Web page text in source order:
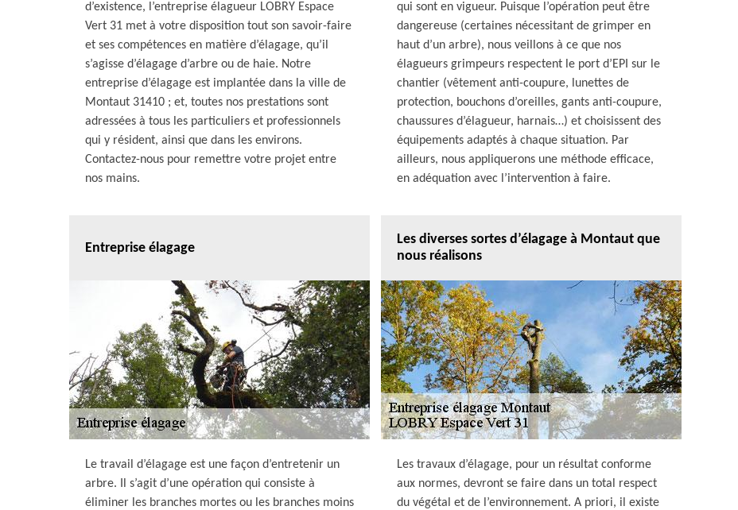
d’existence, l’entreprise élagueur LOBRY Espace
Vert 31 met à votre disposition tout son savoir-faire
et ses compétences en matière d’élagage, qu’il
s’agisse d’élagage d’arbre ou de haie. Notre
entreprise d’élagage est implantée dans la ville de
Montaut 31410 ; et, toutes nos prestations sont
adressées à tous les particuliers et professionnels
qui y résident, ainsi que dans les environs.
Contactez-nous pour remettre votre projet entre
nos mains.
qui sont en vigueur. Puisque l’opération peut être
dangereuse (certaines nécessitant de grimper en
haut d’un arbre), nous veillons à ce que nos
élagueurs grimpeurs respectent le port d’EPI sur le
chantier (vêtement anti-coupure, lunettes de
protection, bouchons d’oreilles, gants anti-coupure,
chaussures d’élagueur, harnais…) et choisissent des
équipements adaptés à chaque situation. Par
ailleurs, nous appliquerons une méthode efficace,
en adéquation avec l’intervention à faire.
Entreprise élagage
Le travail d’élagage est une façon d’entretenir un
arbre. Il s’agit d’une opération qui consiste à
éliminer les branches mortes ou les branches moins
Les diverses sortes d’élagage à Montaut que
nous réalisons
Les travaux d’élagage, pour un résultat conforme
aux normes, devront se faire dans un total respect
du végétal et de l’environnement. A priori, il existe